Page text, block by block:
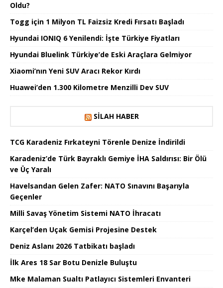
Oldu?
Togg için 1 Milyon TL Faizsiz Kredi Fırsatı Başladı
Hyundai IONIQ 6 Yenilendi: İşte Türkiye Fiyatları
Hyundai Bluelink Türkiye’de Eski Araçlara Gelmiyor
Xiaomi’nın Yeni SUV Aracı Rekor Kırdı
Huawei’den 1.300 Kilometre Menzilli Dev SUV
SILAH HABER
TCG Karadeniz Fırkateyni Törenle Denize İndirildi
Karadeniz’de Türk Bayraklı Gemiye İHA Saldırısı: Bir Ölü
ve Üç Yaralı
Havelsandan Gelen Zafer: NATO Sınavını Başarıyla
Geçenler
Milli Savaş Yönetim Sistemi NATO İhracatı
Karçel’den Uçak Gemisi Projesine Destek
Deniz Aslanı 2026 Tatbikatı başladı
İlk Ares 18 Sar Botu Denizle Buluştu
Mke Malaman Sualtı Patlayıcı Sistemleri Envanteri